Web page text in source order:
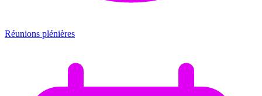
Réunions plénières